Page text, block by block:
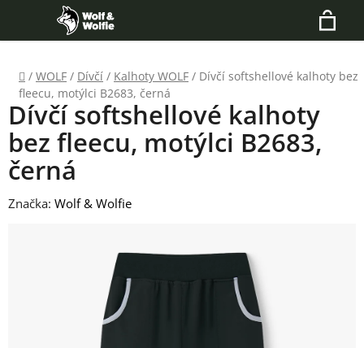
obsah
Hledat
Domů
/ WOLF / Dívčí / Kalhoty WOLF / Dívčí softshellové kalhoty bez
fleecu, motýlci B2683, černá
Dívčí softshellové kalhoty
bez fleecu, motýlci B2683,
černá
Značka: Wolf & Wolfie